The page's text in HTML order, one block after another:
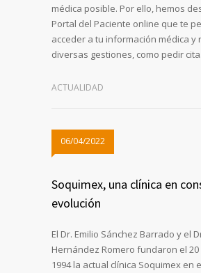
médica posible. Por ello, hemos
Portal del Paciente online que te
acceder a tu información médica y
diversas gestiones, como pedir
ACTUALIDAD
06/04/2022
Soquimex, una clínica en
evolución
El Dr. Emilio Sánchez Barrado y el
Hernández Romero fundaron el
1994 la actual clínica Soquimex en